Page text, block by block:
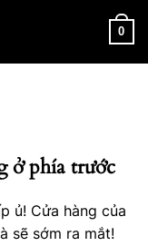
0
ở phía trước
ủ! Cửa hàng của
sẽ sớm ra mắt!